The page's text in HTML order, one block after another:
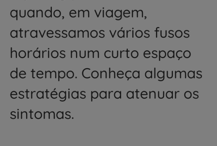
quando, em viagem,
atravessamos vários fusos
horários num curto espaço
de tempo. Conheça algumas
estratégias para atenuar os
sintomas.